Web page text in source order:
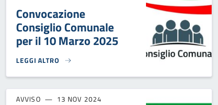
Convocazione
Consiglio Comunale
per il 10 Marzo 2025
LEGGI ALTRO
CONVOCAZIONE CONSIGLIO COMUNALE PER IL 10 MARZO
AVVISO 13 NOV 2024